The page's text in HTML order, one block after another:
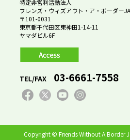
特定非営利活動法人
フレンズ・ウィズアウト・ア・ボーダー
〒101-0031
東京都千代田区東神田1-14-11
ヤマダビル6F
TEL/FAX 03-6661-7558
Copyright © Friends Without A Border